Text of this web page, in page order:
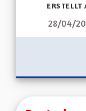
ERSTELLT
28/04/